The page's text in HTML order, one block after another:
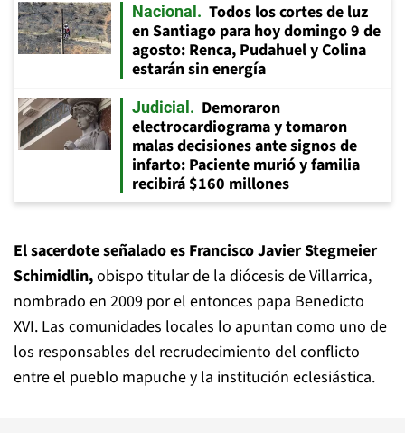
Nacional
Todos los cortes de luz
en Santiago para hoy domingo 9 de
agosto: Renca, Pudahuel y Colina
estarán sin energía
Judicial
Demoraron
electrocardiograma y tomaron
malas decisiones ante signos de
infarto: Paciente murió y familia
recibirá $160 millones
El sacerdote señalado es Francisco Javier Stegmeier
Schimidlin,obispo titular de la diócesis de Villarrica,
nombrado en 2009 por el entonces papa Benedicto
XVI. Las comunidades locales lo apuntan como uno de
los responsables del recrudecimiento del conflicto
entre el pueblo mapuche y la institución eclesiástica.